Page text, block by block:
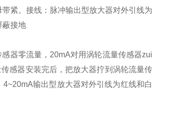
紧。接线：脉冲输出型放大器对外引线为
蔽接地
器零流量，20mA对用涡轮流量传感器zui
感器安装完后，把放大器拧到涡轮流量传
输出型放大器对外引线为红线和白